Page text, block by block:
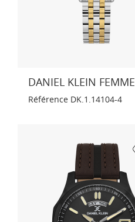
DANIEL KLEIN FEMME
Référence DK.1.14104-4